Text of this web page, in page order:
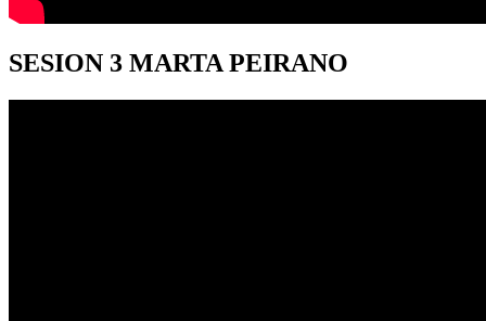
SESION 3 MARTA PEIRANO